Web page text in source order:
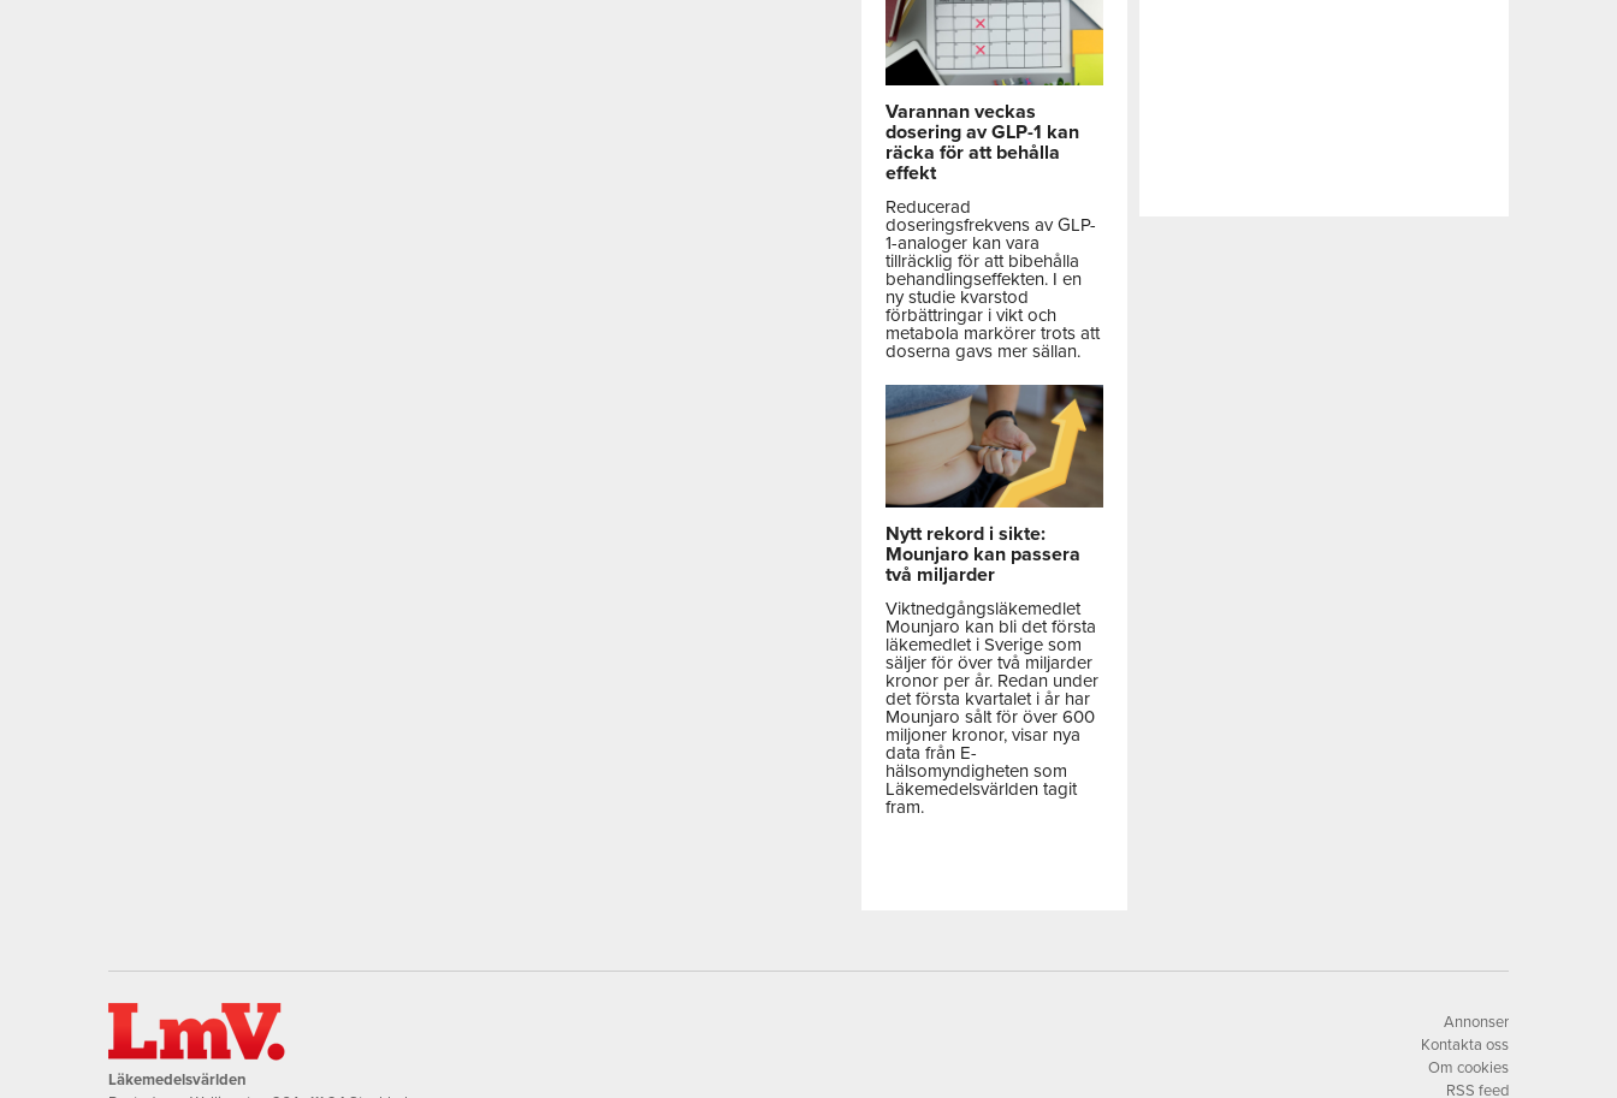
Varannan veckas
dosering av GLP-1 kan
räcka för att behålla
effekt
Reducerad
doseringsfrekvens av GLP-
1-analoger kan vara
tillräcklig för att bibehålla
behandlingseffekten. I en
ny studie kvarstod
förbättringar i vikt och
metabola markörer trots att
doserna gavs mer sällan.
Nytt rekord i sikte:
Mounjaro kan passera
två miljarder
Viktnedgångsläkemedlet
Mounjaro kan bli det första
läkemedlet i Sverige som
säljer för över två miljarder
kronor per år. Redan under
det första kvartalet i år har
Mounjaro sålt för över 600
miljoner kronor, visar nya
data från E-
hälsomyndigheten som
Läkemedelsvärlden tagit
fram.
Läkemedelsvärlden
Annonser
Kontakta oss
Om cookies
RSS feed